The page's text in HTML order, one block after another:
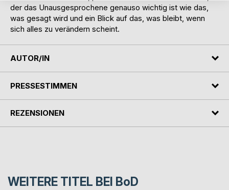
der das Unausgesprochene genauso wichtig ist wie das,
was gesagt wird und ein Blick auf das, was bleibt, wenn
sich alles zu verändern scheint.
AUTOR/IN
PRESSESTIMMEN
REZENSIONEN
WEITERE TITEL BEI BoD